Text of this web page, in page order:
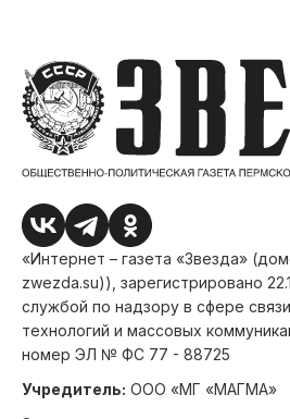
«Интернет – газета «Звезда»
zwezda.su)), зарегистрировано
службой по надзору в сфере
технологий и массовых
номер ЭЛ № ФС 77 - 88725
Учредитель: ООО «МГ «МАГМА»